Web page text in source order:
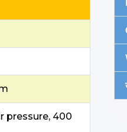
pressure, 400